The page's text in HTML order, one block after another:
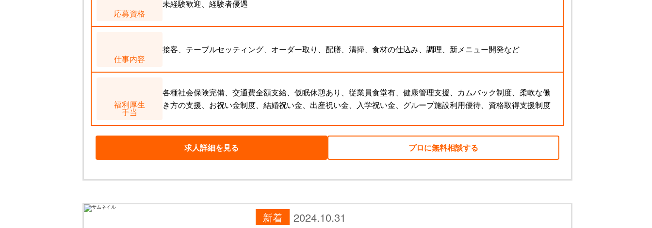
応募資格
未経験歓迎、経験者優遇
仕事内容
接客、テーブルセッティング、オーダー取り、配膳、清掃、食材の仕込み、調理、新メニュー開発など
福利厚生
手当
各種社会保険完備、交通費全額支給、仮眠休憩あり、従業員食堂有、健康管理支援、カムバック制度、柔軟な働
き方の支援、お祝い金制度、結婚祝い金、出産祝い金、入学祝い金、グループ施設利用優待、資格取得支援制度
求人詳細を見る プロに無料相談する
新着 2024.10.31